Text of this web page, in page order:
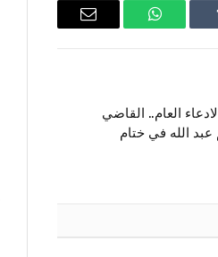
واتساب
البريد
العام.. القاضي
الله في ختام